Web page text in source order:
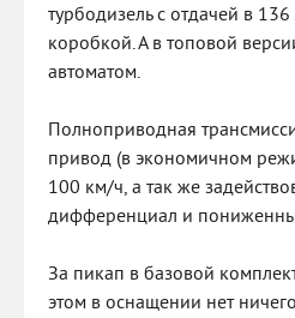
турбодизель с отдачей в
коробкой. А в топовой
автоматом.
Полноприводная
привод (в экономичном
100 км/ч, а так же
дифференциал и
За пикап в базовой
этом в оснащении нет